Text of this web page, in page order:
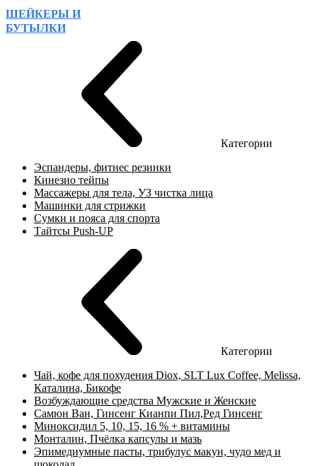
ШЕЙКЕРЫ И
БУТЫЛКИ
Категории
Эспандеры, фитнес резинки
Кинезио тейпы
Массажеры для тела, УЗ чистка лица
Машинки для стрижки
Сумки и пояса для спорта
Тайтсы Push-UP
Категории
Чай, кофе для похудения Diox, SLT Lux Coffee, Melissa,
Каталина, Бикофе
Возбуждающие средства Мужские и Женские
Самюн Ван, Гинсенг Кианпи Пил,Ред Гинсенг
Миноксидил 5, 10, 15, 16 % + витамины
Монталин, Пчёлка капсулы и мазь
Эпимедиумные пасты, трибулус макун, чудо мед и